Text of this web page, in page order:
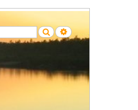
Etsi Tarkennettu haku